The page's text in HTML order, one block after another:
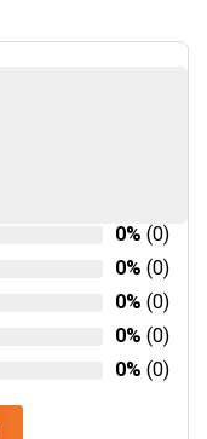
0% (0)
0% (0)
0% (0)
0% (0)
0% (0)